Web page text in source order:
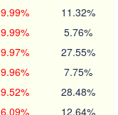
11.32%
5.76%
27.55%
7.75%
28.48%
12.64%